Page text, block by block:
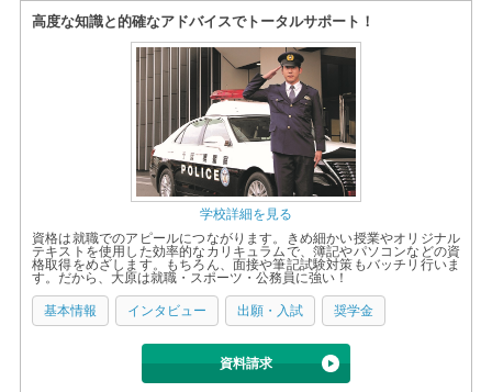
高度な知識と的確なアドバイスでトータルサポート！
学校詳細を見る
資格は就職でのアピールにつながります。きめ細かい授業やオリジナル
テキストを使用した効率的なカリキュラムで、簿記やパソコンなどの資
格取得をめざします。もちろん、面接や筆記試験対策もバッチリ行いま
す。だから、大原は就職・スポーツ・公務員に強い！
基本情報 インタビュー 出願・入試 奨学金
資料請求